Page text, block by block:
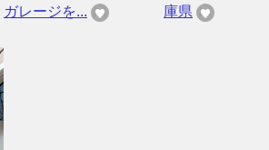
ガレージを...
庫県